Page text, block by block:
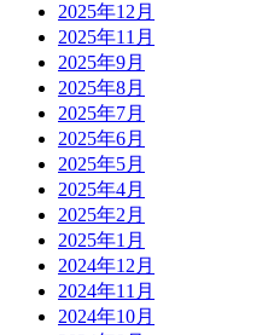
2025年12月
2025年11月
2025年9月
2025年8月
2025年7月
2025年6月
2025年5月
2025年4月
2025年2月
2025年1月
2024年12月
2024年11月
2024年10月